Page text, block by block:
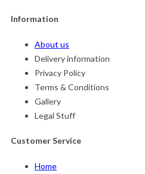
Information
About us
Delivery information
Privacy Policy
Terms & Conditions
Gallery
Legal Stuff
Customer Service
Home